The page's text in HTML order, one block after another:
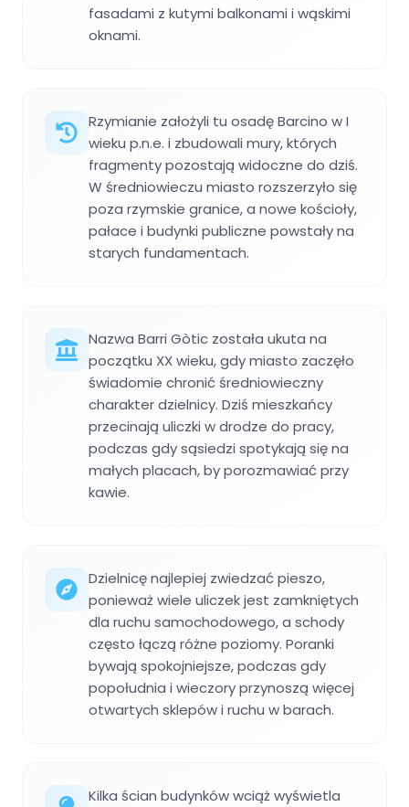
fasadami z kutymi balkonami i wąskimi
oknami.
Rzymianie założyli tu osadę Barcino w I
wieku p.n.e. i zbudowali mury, których
fragmenty pozostają widoczne do dziś.
W średniowieczu miasto rozszerzyło się
poza rzymskie granice, a nowe kościoły,
pałace i budynki publiczne powstały na
starych fundamentach.
Nazwa Barri Gòtic została ukuta na
początku XX wieku, gdy miasto zaczęło
świadomie chronić średniowieczny
charakter dzielnicy. Dziś mieszkańcy
przecinają uliczki w drodze do pracy,
podczas gdy sąsiedzi spotykają się na
małych placach, by porozmawiać przy
kawie.
Dzielnicę najlepiej zwiedzać pieszo,
ponieważ wiele uliczek jest zamkniętych
dla ruchu samochodowego, a schody
często łączą różne poziomy. Poranki
bywają spokojniejsze, podczas gdy
popołudnia i wieczory przynoszą więcej
otwartych sklepów i ruchu w barach.
Kilka ścian budynków wciąż wyświetla